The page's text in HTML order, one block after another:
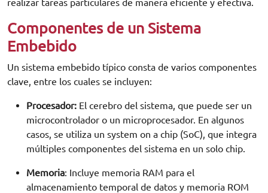
realizar tareas particulares de manera eficiente y efectiva.
Componentes de un Sistema
Embebido
Un sistema embebido típico consta de varios componentes
clave, entre los cuales se incluyen:
Procesador: El cerebro del sistema, que puede ser un
microcontrolador o un microprocesador. En algunos
casos, se utiliza un system on a chip (SoC), que integra
múltiples componentes del sistema en un solo chip.
Memoria: Incluye memoria RAM para el
almacenamiento temporal de datos y memoria ROM